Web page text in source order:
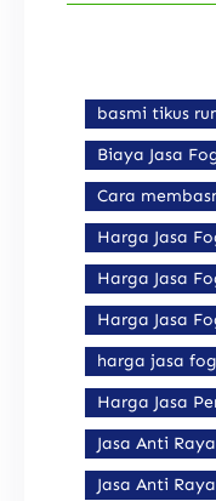
basmi tikus
Biaya Jasa
Cara
Harga Jasa
Harga Jasa
Harga Jasa
harga jasa
Harga Jasa
Jasa Anti
Jasa Anti